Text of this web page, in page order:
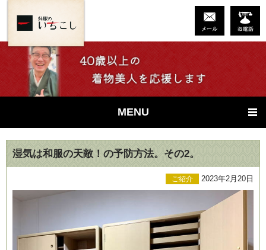
MENU
湿気は和服の天敵！の予防方法。その2。
ご紹介 2023年2月20日